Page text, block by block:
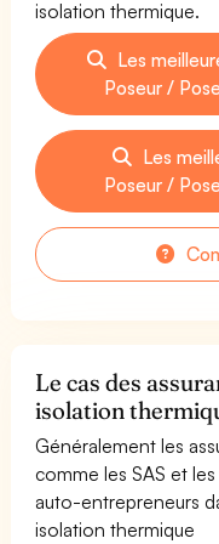
isolation thermique.
Les
Poseur /
Les
Poseur /
Le cas des
isolation
Généralement les
comme les SAS et
auto-entrepreneurs
isolation thermique